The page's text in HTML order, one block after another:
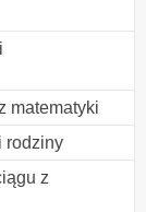
matematyki
rodziny
z